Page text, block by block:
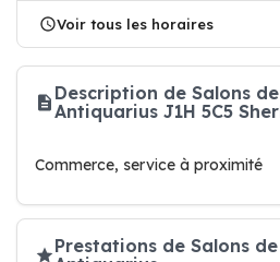
Voir tous les horaires
Description de Salons
Antiquarius J1H 5C5
Commerce, service à proximité
Prestations de Salons